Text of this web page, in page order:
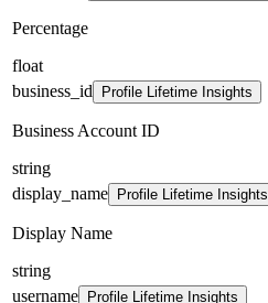
Percentage
float
business_id
Profile Lifetime Insights
Business Account ID
string
display_name
Profile Lifetime Insights
Display Name
string
username
Profile Lifetime Insights